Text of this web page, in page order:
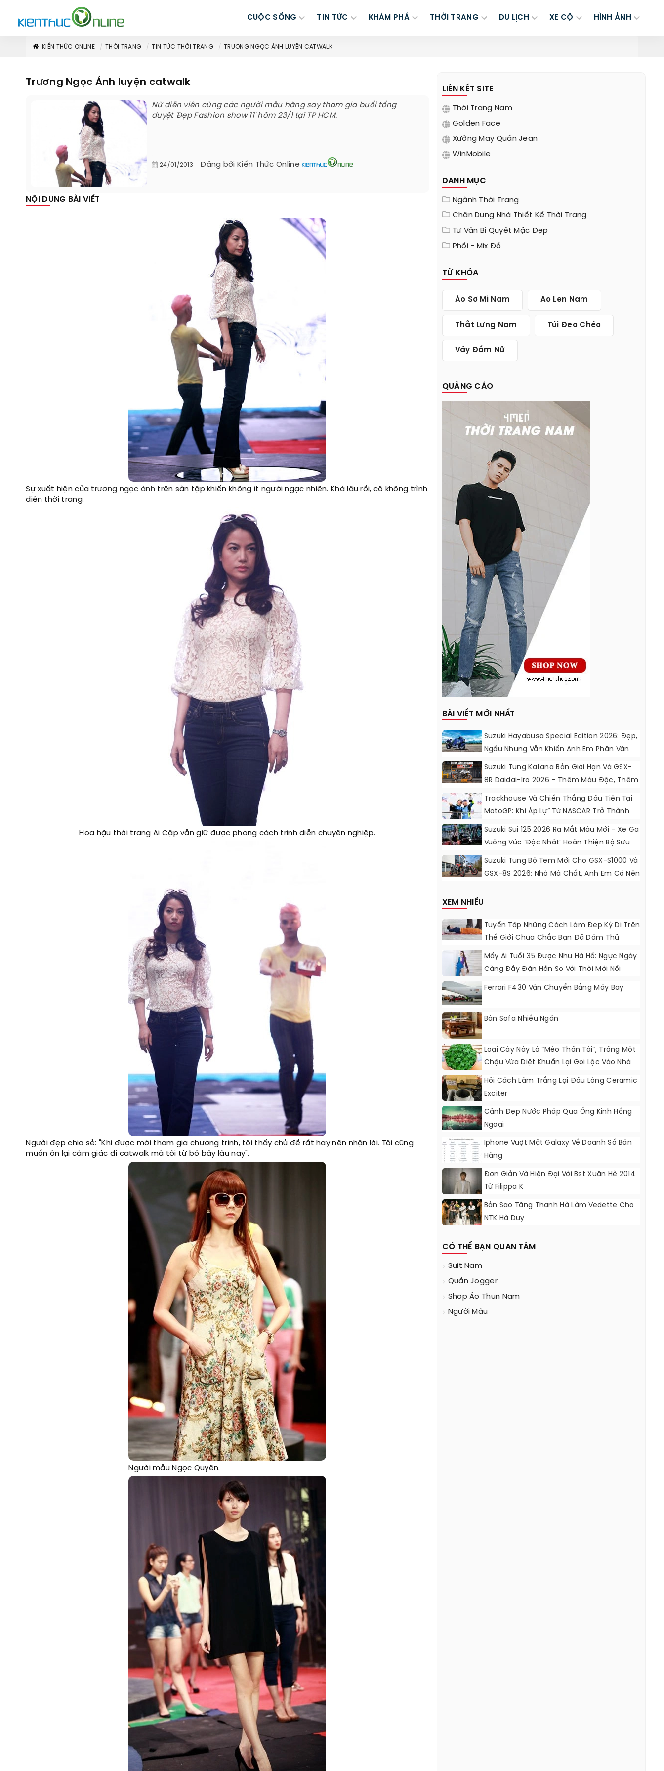
CUỘC SỐNG TIN TỨC KHÁM PHÁ THỜI TRANG DU LỊCH XE CỘ HÌNH ẢNH
KIẾN THỨC ONLINE THỜI TRANG TIN TỨC THỜI TRANG TRƯƠNG NGỌC ÁNH LUYỆN CATWALK
Trương Ngọc Ánh luyện catwalk
Nữ diễn viên cùng các người mẫu hăng say tham gia buổi tổng
duyệt 'Đẹp Fashion show 11' hôm 23/1 tại TP HCM.
24/01/2013 Đăng bởi Kiến Thức Online
NỘI DUNG BÀI VIẾT
Sự xuất hiện của trương ngọc ánhtrên sàn tập khiến không ít người ngạc nhiên. Khá lâu rồi, cô không trình
diễn thời trang.
Hoa hậu thời trang Ai Cập vẫn giữ được phong cách trình diễn chuyên nghiệp.
Người đẹp chia sẻ: "Khi được mời tham gia chương trình, tôi thấy chủ đề rất hay nên nhận lời. Tôi cũng
muốn ôn lại cảm giác đi catwalk mà tôi từ bỏ bấy lâu nay".
Người mẫu Ngọc Quyên.
LIÊN KẾT SITE
Thời Trang Nam
Golden Face
Xưởng May Quần Jean
WinMobile
DANH MỤC
Ngành Thời Trang
Chân Dung Nhà Thiết Kế Thời Trang
Tư Vấn Bí Quyết Mặc Đẹp
Phối - Mix Đồ
TỪ KHÓA
Áo Sơ Mi Nam Ao Len Nam
Thắt Lưng Nam Túi Đeo Chéo
Váy Đầm Nữ
QUẢNG CÁO
BÀI VIẾT MỚI NHẤT
Suzuki Hayabusa Special Edition 2026: Đẹp,
Ngầu Nhưng Vẫn Khiến Anh Em Phân Vân
Suzuki Tung Katana Bản Giới Hạn Và GSX-
8R Daidai-Iro 2026 - Thêm Màu Độc, Thêm
Đồ Chơi, Thêm Cá Tính
Trackhouse Và Chiến Thắng Đầu Tiên Tại
MotoGP: Khi Áp Lự” Từ NASCAR Trở Thành
Động Lực Ngọt Ngào
Suzuki Sui 125 2026 Ra Mắt Màu Mới - Xe Ga
Vuông Vức ‘độc Nhất’ Hoàn Thiện Bộ Sưu
Tập 7 Sắc Cầu Vồng
Suzuki Tung Bộ Tem Mới Cho GSX-S1000 Và
GSX-8S 2026: Nhỏ Mà Chất, Anh Em Có Nên
XEM NHIỀU
Tuyển Tập Những Cách Làm Đẹp Kỳ Dị Trên
Thế Giới Chưa Chắc Bạn Đã Dám Thử
Mấy Ai Tuổi 35 Được Như Hà Hồ: Ngực Ngày
Càng Đầy Đặn Hẳn So Với Thời Mới Nổi
Ferrari F430 Vận Chuyển Bằng Máy Bay
Bàn Sofa Nhiều Ngăn
Loại Cây Này Là “mèo Thần Tài”, Trồng Một
Chậu Vừa Diệt Khuẩn Lại Gọi Lộc Vào Nhà
Hỏi Cách Làm Trắng Lại Đầu Lòng Ceramic
Exciter
Cảnh Đẹp Nước Pháp Qua Ống Kính Hồng
Ngoại
Iphone Vượt Mặt Galaxy Về Doanh Số Bán
Hàng
Đơn Giản Và Hiện Đại Với Bst Xuân Hè 2014
Từ Filippa K
Bản Sao Tăng Thanh Hà Làm Vedette Cho
NTK Hà Duy
CÓ THỂ BẠN QUAN TÂM
Suit Nam
Quần Jogger
Shop Áo Thun Nam
Người Mẫu